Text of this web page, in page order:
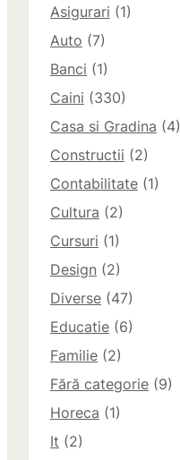
Asigurari (1)
Auto (7)
Banci (1)
Caini (330)
Casa si Gradina (4)
Constructii (2)
Contabilitate (1)
Cultura (2)
Cursuri (1)
Design (2)
Diverse (47)
Educatie (6)
Familie (2)
Fără categorie (9)
Horeca (1)
It (2)